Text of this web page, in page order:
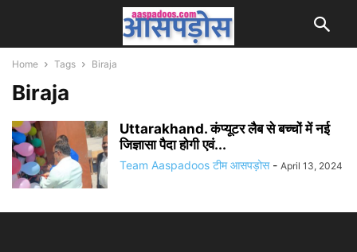
Home Tags Biraja
Biraja
Uttarakhand. कंप्यूटर लैब से बच्चों में नई
जिज्ञासा पैदा होगी एवं...
Team Aaspadoos टीम आसपड़ोस - April 13, 2024